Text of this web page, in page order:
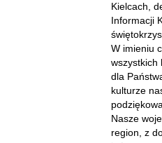
Kielcach,
Informacji
W imieniu
wszystkich
dla
kulturze
Nasze
region, z